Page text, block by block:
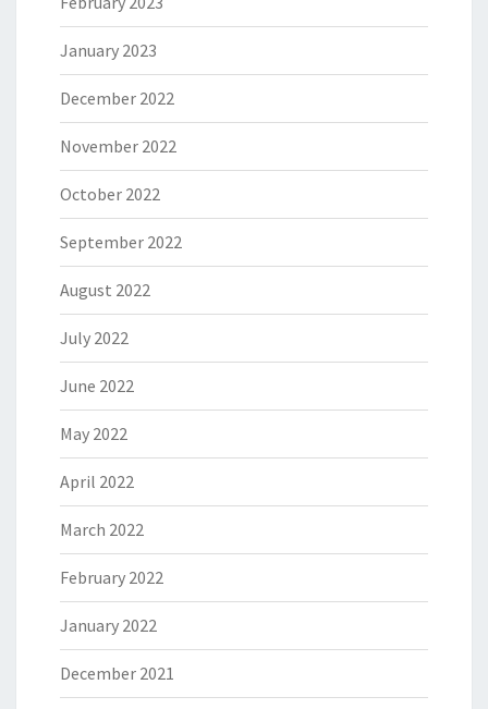
January 2023
December 2022
November 2022
October 2022
September 2022
August 2022
July 2022
June 2022
May 2022
April 2022
March 2022
February 2022
January 2022
December 2021